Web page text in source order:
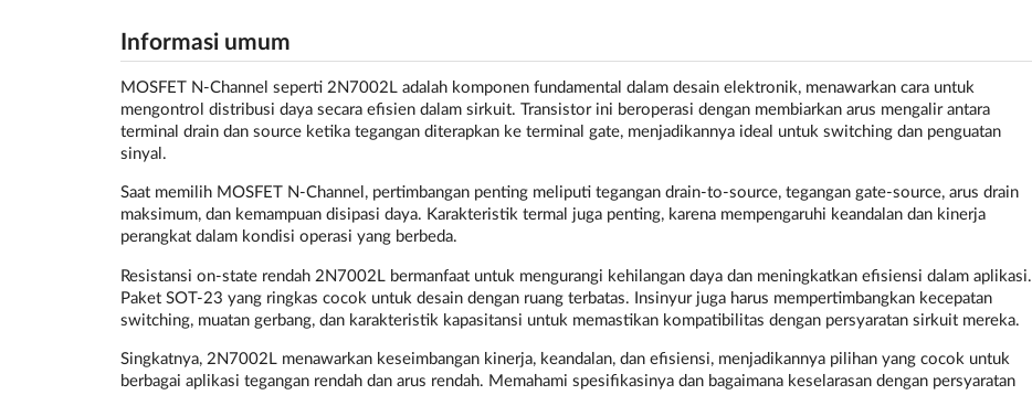
Informasi umum
MOSFET N-Channel seperti 2N7002L adalah komponen fundamental dalam desain elektronik, menawarkan cara untuk
mengontrol distribusi daya secara efisien dalam sirkuit. Transistor ini beroperasi dengan membiarkan arus mengalir antara
terminal drain dan source ketika tegangan diterapkan ke terminal gate, menjadikannya ideal untuk switching dan penguatan
sinyal.
Saat memilih MOSFET N-Channel, pertimbangan penting meliputi tegangan drain-to-source, tegangan gate-source, arus drain
maksimum, dan kemampuan disipasi daya. Karakteristik termal juga penting, karena mempengaruhi keandalan dan kinerja
perangkat dalam kondisi operasi yang berbeda.
Resistansi on-state rendah 2N7002L bermanfaat untuk mengurangi kehilangan daya dan meningkatkan efisiensi dalam aplikasi.
Paket SOT-23 yang ringkas cocok untuk desain dengan ruang terbatas. Insinyur juga harus mempertimbangkan kecepatan
switching, muatan gerbang, dan karakteristik kapasitansi untuk memastikan kompatibilitas dengan persyaratan sirkuit mereka.
Singkatnya, 2N7002L menawarkan keseimbangan kinerja, keandalan, dan efisiensi, menjadikannya pilihan yang cocok untuk
berbagai aplikasi tegangan rendah dan arus rendah. Memahami spesifikasinya dan bagaimana keselarasan dengan persyaratan